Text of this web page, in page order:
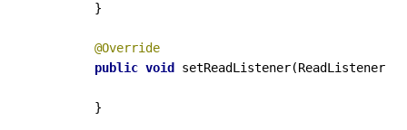
        }
@Override
public void setReadListener(ReadListener
        }